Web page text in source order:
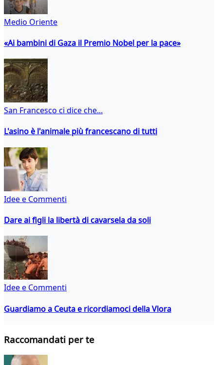
Medio Oriente
«Ai bambini di Gaza il Premio Nobel per la pace»
San Francesco ci dice che...
L'asino è l'animale più francescano di tutti
Idee e Commenti
Dare ai figli la libertà di cavarsela da soli
Idee e Commenti
Guardiamo a Ceuta e ricordiamoci della Vlora
Raccomandati per te